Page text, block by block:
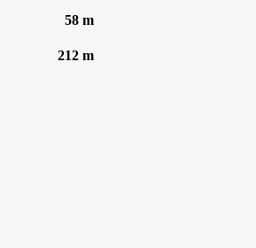
58 m
212 m